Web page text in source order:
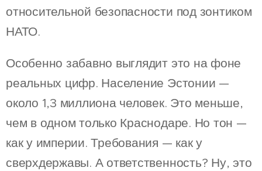
относительной безопасности под зонтиком
НАТО.
Особенно забавно выглядит это на фоне
реальных цифр. Население Эстонии —
около 1,3 миллиона человек. Это меньше,
чем в одном только Краснодаре. Но тон —
как у империи. Требования — как у
сверхдержавы. А ответственность? Ну, это